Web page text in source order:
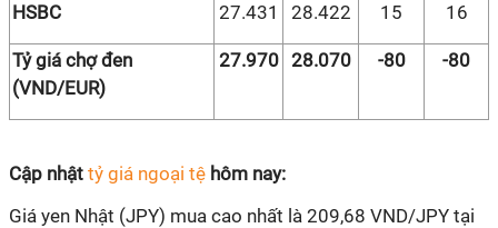
HSBC 27.431 28.422 15 16
Tỷ giá chợ đen
(VND/EUR)
27.970 28.070 -80 -80
Cập nhật tỷ giá ngoại tệ hôm nay:
Giá yen Nhật (JPY) mua cao nhất là 209,68 VND/JPY tại